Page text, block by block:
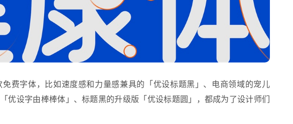
免费字体，比如速度感和力量感兼具的「优设标题黑」、电商领域的宠儿
优设字由棒棒体」、标题黑的升级版「优设标题圆」，都成为了设计师们